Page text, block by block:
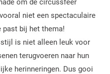
om de circussfeer
niet een spectaculaire
past bij het thema!
is niet alleen leuk voor
terugvoeren naar hun
herinneringen. Dus gooi